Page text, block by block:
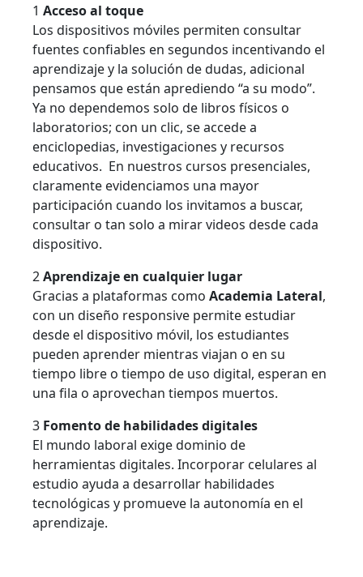
1 Acceso al toque
Los dispositivos móviles permiten consultar
fuentes confiables en segundos incentivando el
aprendizaje y la solución de dudas, adicional
pensamos que están aprediendo “a su modo”.
Ya no dependemos solo de libros físicos o
laboratorios; con un clic, se accede a
enciclopedias, investigaciones y recursos
educativos. En nuestros cursos presenciales,
claramente evidenciamos una mayor
participación cuando los invitamos a buscar,
consultar o tan solo a mirar videos desde cada
dispositivo.
2Aprendizaje en cualquier lugar
Gracias a plataformas como Academia Lateral,
con un diseño responsive permite estudiar
desde el dispositivo móvil, los estudiantes
pueden aprender mientras viajan o en su
tiempo libre o tiempo de uso digital, esperan en
una fila o aprovechan tiempos muertos.
3 Fomento de habilidades digitales
El mundo laboral exige dominio de
herramientas digitales. Incorporar celulares al
estudio ayuda a desarrollar habilidades
tecnológicas y promueve la autonomía en el
aprendizaje.